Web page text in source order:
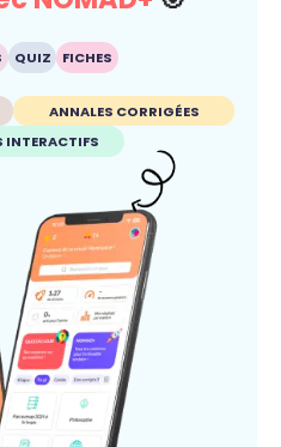
QUIZ FICHES
ANNALES CORRIGÉES
INTERACTIFS